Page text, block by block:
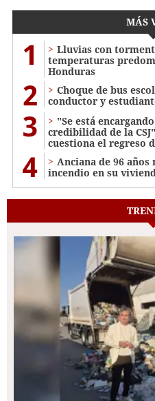
MÁS
1
Lluvias con
temperaturas
Honduras
2
Choque de bus
conductor y
3
"Se está
credibilidad de la
cuestiona el regreso
4
Anciana de 96
incendio en su